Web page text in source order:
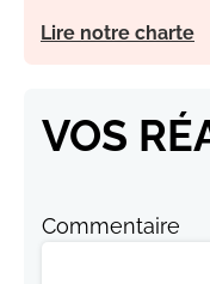
Lire notre charte
VOS
Commentaire